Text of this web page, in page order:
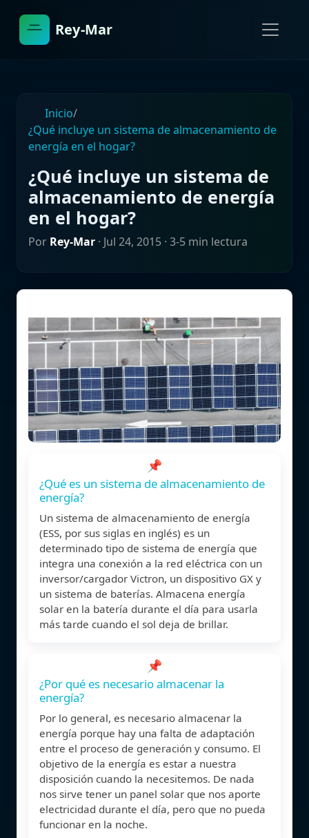
Rey-Mar
Inicio/
¿Qué incluye un sistema de almacenamiento de
energía en el hogar?
¿Qué incluye un sistema de
almacenamiento de energía
en el hogar?
Por Rey-Mar · Jul 24, 2015 · 3-5 min lectura
📌
¿Qué es un sistema de almacenamiento de
energía?
Un sistema de almacenamiento de energía
(ESS, por sus siglas en inglés) es un
determinado tipo de sistema de energía que
integra una conexión a la red eléctrica con un
inversor/cargador Victron, un dispositivo GX y
un sistema de baterías. Almacena energía
solar en la batería durante el día para usarla
más tarde cuando el sol deja de brillar.
📌
¿Por qué es necesario almacenar la
energía?
Por lo general, es necesario almacenar la
energía porque hay una falta de adaptación
entre el proceso de generación y consumo. El
objetivo de la energía es estar a nuestra
disposición cuando la necesitemos. De nada
nos sirve tener un panel solar que nos aporte
electricidad durante el día, pero que no pueda
funcionar en la noche.